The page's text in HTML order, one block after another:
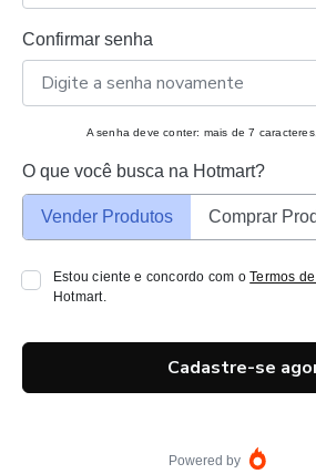
Confirmar senha
A senha deve conter: mais de 7
O que você busca na Hotmart?
Vender Produtos Comprar
Estou ciente e concordo com oTermos
Hotmart.
Cadastre-se
Powered by